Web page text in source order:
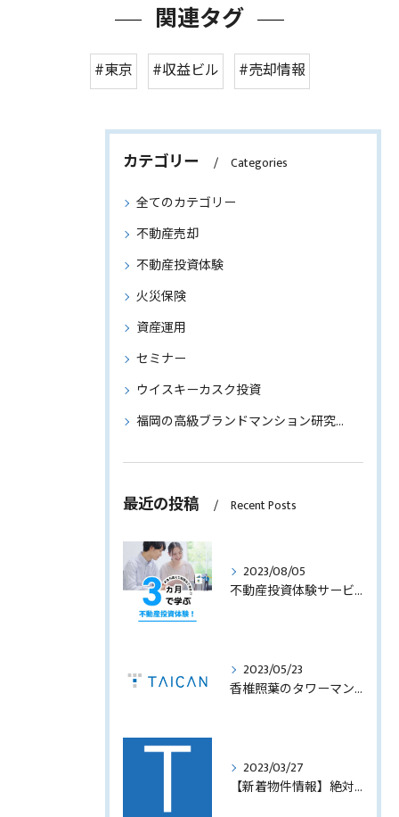
関連タグ
#東京 #収益ビル #売却情報
カテゴリー Categories
全てのカテゴリー
不動産売却
不動産投資体験
火災保険
資産運用
セミナー
ウイスキーカスク投資
福岡の高級ブランドマンション研究～物件情報もご紹介～
最近の投稿 Recent Posts
2023/08/05
不動産投資体験サービスのサービス内容を見直します！
2023/05/23
香椎照葉のタワーマンション！高利回りオーナーチェンジ販売します！
2023/03/27
【新着物件情報】絶対に手に入れたい福岡市西中洲の収益テナントビル